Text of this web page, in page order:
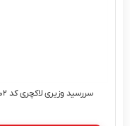
سررسید وزیری لاکچری کد ۱۰۲